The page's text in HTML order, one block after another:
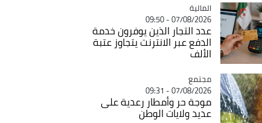
Catégorie
المالية
07/08/2026 - 09:50
عدد التجار الذين يوفرون خدمة
الدفع عبر الانترنت يتجاوز عتبة
الألف
Catégorie
مجتمع
07/08/2026 - 09:31
موجة حر وأمطار رعدية على
عديد ولايات الوطن